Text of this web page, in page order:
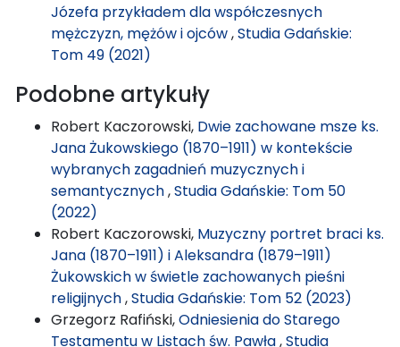
Józefa przykładem dla współczesnych
mężczyzn, mężów i ojców,Studia Gdańskie:
Tom 49 (2021)
Podobne artykuły
Robert Kaczorowski, Dwie zachowane msze ks.
Jana Żukowskiego (1870–1911) w kontekście
wybranych zagadnień muzycznych i
semantycznych,Studia Gdańskie: Tom 50
(2022)
Robert Kaczorowski, Muzyczny portret braci ks.
Jana (1870–1911) i Aleksandra (1879–1911)
Żukowskich w świetle zachowanych pieśni
religijnych,Studia Gdańskie: Tom 52 (2023)
Grzegorz Rafiński,Odniesienia do Starego
Testamentu w Listach św. Pawła,Studia